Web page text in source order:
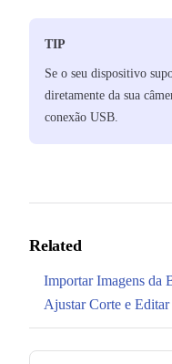
TIP
Se o seu dispositivo
diretamente da sua
conexão USB.
Related
Importar Imagens da
Ajustar Corte e
Pager